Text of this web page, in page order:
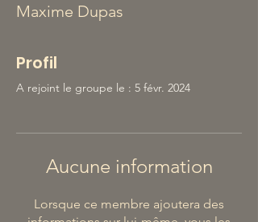
Maxime Dupas
Profil
A rejoint le groupe le : 5 févr. 2024
Aucune information
Lorsque ce membre ajoutera des